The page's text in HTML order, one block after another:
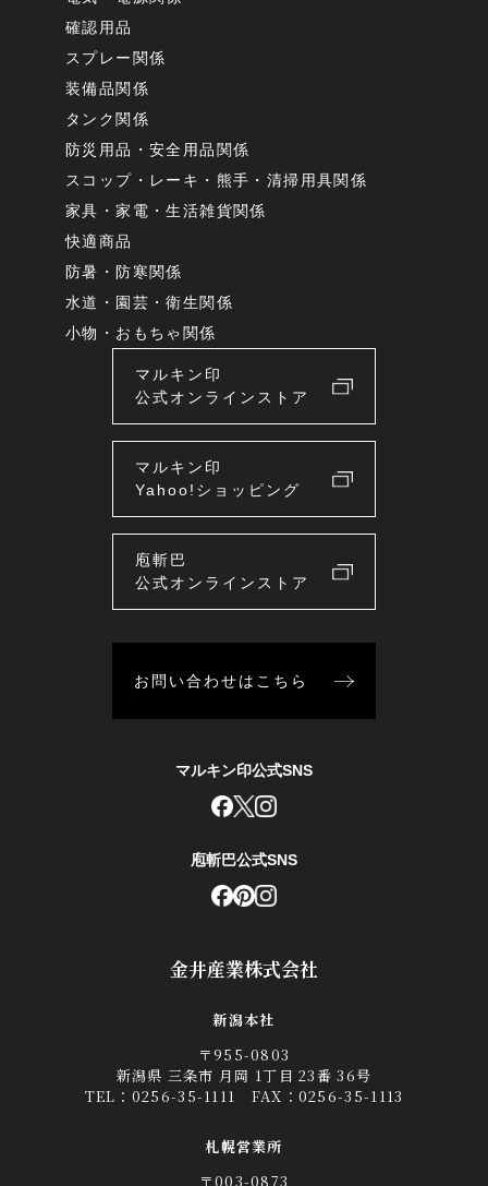
金井産業株式会社
新潟本社
〒955-0803
新潟県 三条市 月岡 1丁目 23番 36号
TEL： 0256-35-1111 FAX：0256-35-1113
札幌営業所
〒003-0873
確認用品
スプレー関係
装備品関係
タンク関係
防災用品・安全用品関係
スコップ・レーキ・熊手・清掃用具関係
家具・家電・生活雑貨関係
快適商品
防暑・防寒関係
水道・園芸・衛生関係
小物・おもちゃ関係
マルキン印
公式オンラインストア
マルキン印
Yahoo!ショッピング
庖斬巴
公式オンラインストア
お問い合わせはこちら
マルキン印公式SNS
庖斬巴公式SNS